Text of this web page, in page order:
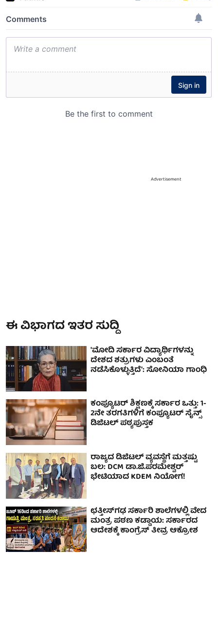
Advertisement
ಈ ವಿಭಾಗದ ಇತರ ಸುದ್ದಿ
'ಮೋದಿ ಸರ್ಕಾರ ವಿದ್ಯಾರ್ಥಿಗಳನ್ನು
ದೇಶದ ಶತ್ರುಗಳು ಎಂಬಂತೆ
ನಡೆಸಿಕೊಳ್ಳುತ್ತಿದೆ': ಸೋನಿಯಾ ಗಾಂಧಿ
ಕಂಪ್ಯೂಟರ್ ಶಿಕ್ಷಣಕ್ಕೆ ಸರ್ಕಾರ ಒತ್ತು: 1-
2ನೇ ತರಗತಿಗಳಿಗೆ ಕಂಪ್ಯೂಟರ್ ಸೈನ್ಸ್
ಡಿಜಿಟಲ್ ಪಠ್ಯಪುಸ್ತಕ
ರಾಜ್ಯದ ಡಿಜಿಟಲ್ ವ್ಯವಸ್ಥೆಗೆ ಮತ್ತಷ್ಟು
ಬಲ: DCM ಡಾ.ಜಿ.ಪರಮೇಶ್ವರ್‌
ಭೇಟಿಯಾದ KDEM ನಿಯೋಗ!
ಛತ್ತೀಸ್‌ಗಢ ಸರ್ಕಾರಿ ಶಾಲೆಗಳಲ್ಲಿ ವೇದ
ಮಂತ್ರ ಪಠಣ ಕಡ್ಡಾಯ: ಸರ್ಕಾರದ
ಆದೇಶಕ್ಕೆ ಕಾಂಗ್ರೆಸ್ ತೀವ್ರ ಆಕ್ರೋಶ